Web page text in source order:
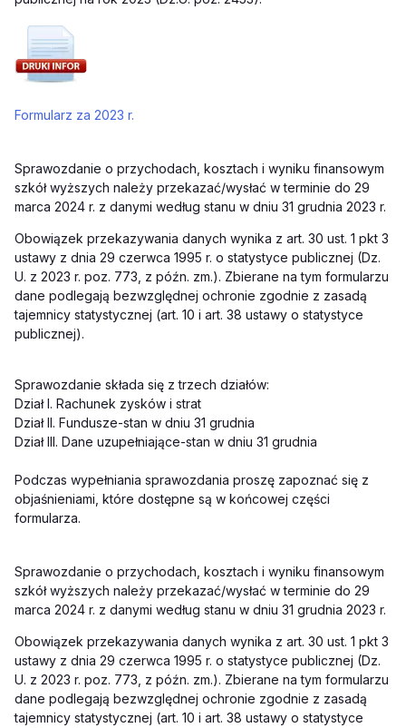
Formularz za 2023 r.
Sprawozdanie o przychodach, kosztach i wyniku finansowym
szkół wyższych należy przekazać/wysłać w terminie do 29
marca 2024 r. z danymi według stanu w dniu 31 grudnia 2023 r.
Obowiązek przekazywania danych wynika z art. 30 ust. 1 pkt 3
ustawy z dnia 29 czerwca 1995 r. o statystyce publicznej (Dz.
U. z 2023 r. poz. 773, z późn. zm.). Zbierane na tym formularzu
dane podlegają bezwzględnej ochronie zgodnie z zasadą
tajemnicy statystycznej (art. 10 i art. 38 ustawy o statystyce
publicznej).
Sprawozdanie składa się z trzech działów:
Dział I. Rachunek zysków i strat
Dział II. Fundusze-stan w dniu 31 grudnia
Dział III. Dane uzupełniające-stan w dniu 31 grudnia
Podczas wypełniania sprawozdania proszę zapoznać się z
objaśnieniami, które dostępne są w końcowej części
formularza.
Sprawozdanie o przychodach, kosztach i wyniku finansowym
szkół wyższych należy przekazać/wysłać w terminie do 29
marca 2024 r. z danymi według stanu w dniu 31 grudnia 2023 r.
Obowiązek przekazywania danych wynika z art. 30 ust. 1 pkt 3
ustawy z dnia 29 czerwca 1995 r. o statystyce publicznej (Dz.
U. z 2023 r. poz. 773, z późn. zm.). Zbierane na tym formularzu
dane podlegają bezwzględnej ochronie zgodnie z zasadą
tajemnicy statystycznej (art. 10 i art. 38 ustawy o statystyce